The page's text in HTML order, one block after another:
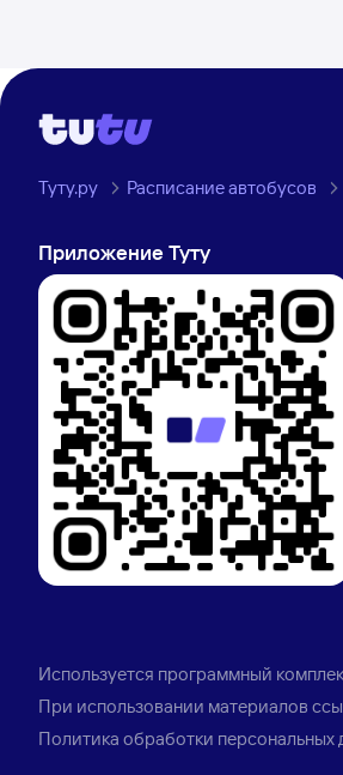
Туту.ру Расписание автобусов
Приложение Туту
Используется программный
При использовании материалов
Политика обработки персональных